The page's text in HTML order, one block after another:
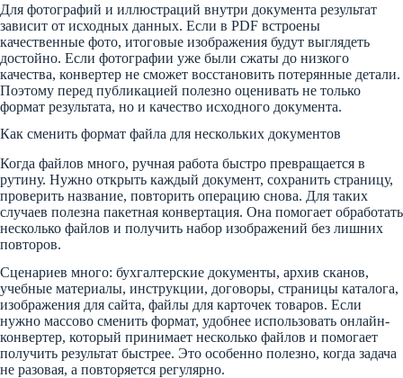
Для фотографий и иллюстраций внутри документа результат
зависит от исходных данных. Если в PDF встроены
качественные фото, итоговые изображения будут выглядеть
достойно. Если фотографии уже были сжаты до низкого
качества, конвертер не сможет восстановить потерянные детали.
Поэтому перед публикацией полезно оценивать не только
формат результата, но и качество исходного документа.
Как сменить формат файла для нескольких документов
Когда файлов много, ручная работа быстро превращается в
рутину. Нужно открыть каждый документ, сохранить страницу,
проверить название, повторить операцию снова. Для таких
случаев полезна пакетная конвертация. Она помогает обработать
несколько файлов и получить набор изображений без лишних
повторов.
Сценариев много: бухгалтерские документы, архив сканов,
учебные материалы, инструкции, договоры, страницы каталога,
изображения для сайта, файлы для карточек товаров. Если
нужно массово сменить формат, удобнее использовать онлайн-
конвертер, который принимает несколько файлов и помогает
получить результат быстрее. Это особенно полезно, когда задача
не разовая, а повторяется регулярно.